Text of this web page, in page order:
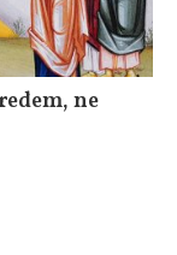
ne